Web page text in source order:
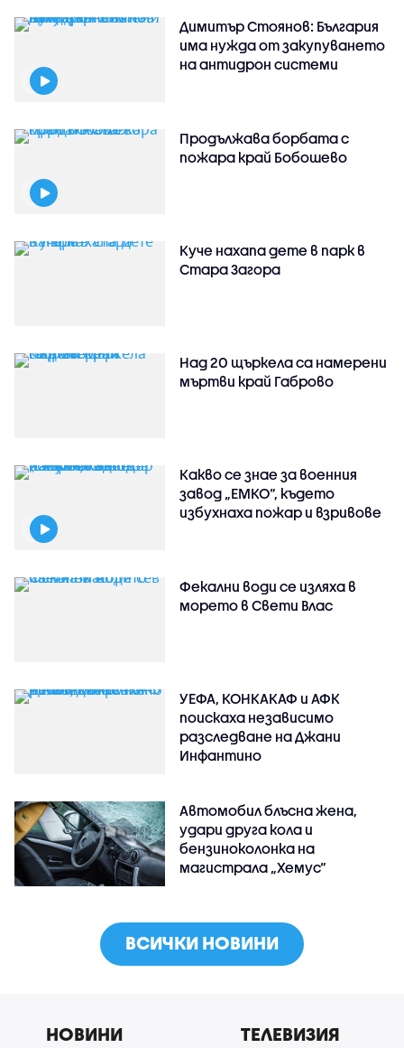
Димитър Стоянов: България
има нужда от закупуването
на антидрон системи
Продължава борбата с
пожара край Бобошево
Куче нахапа дете в парк в
Стара Загора
Над 20 щъркела са намерени
мъртви край Габрово
Какво се знае за военния
завод „ЕМКО“, където
избухнаха пожар и взривове
Фекални води се изляха в
морето в Свети Влас
УЕФА, КОНКАКАФ и АФК
поискаха независимо
разследване на Джани
Инфантино
Автомобил блъсна жена,
удари друга кола и
бензиноколонка на
магистрала „Хемус“
ВСИЧКИ НОВИНИ
НОВИНИ ТЕЛЕВИЗИЯ